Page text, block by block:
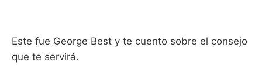
Este fue George Best y te cuento sobre el consejo
que te servirá.